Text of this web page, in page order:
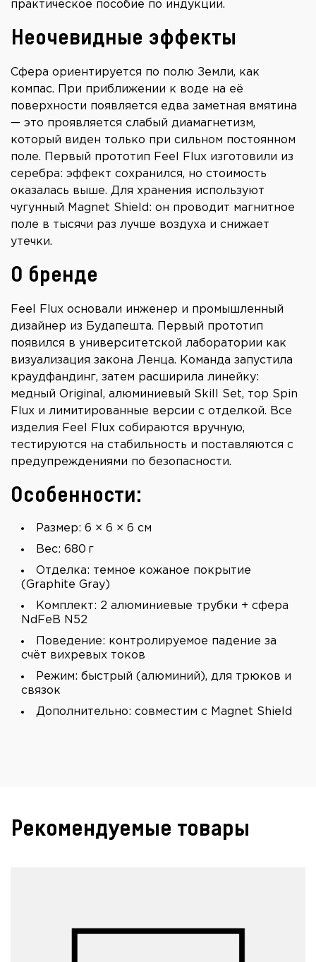
практическое пособие по индукции.
Неочевидные эффекты
Сфера ориентируется по полю Земли, как
компас. При приближении к воде на её
поверхности появляется едва заметная вмятина
— это проявляется слабый диамагнетизм,
который виден только при сильном постоянном
поле. Первый прототип Feel Flux изготовили из
серебра: эффект сохранился, но стоимость
оказалась выше. Для хранения используют
чугунный Magnet Shield: он проводит магнитное
поле в тысячи раз лучше воздуха и снижает
утечки.
О бренде
Feel Flux основали инженер и промышленный
дизайнер из Будапешта. Первый прототип
появился в университетской лаборатории как
визуализация закона Ленца. Команда запустила
краудфандинг, затем расширила линейку:
медный Original, алюминиевый Skill Set, тор Spin
Flux и лимитированные версии с отделкой. Все
изделия Feel Flux собираются вручную,
тестируются на стабильность и поставляются с
предупреждениями по безопасности.
Особенности:
Размер: 6 × 6 × 6 см
Вес: 680 г
Отделка: темное кожаное покрытие
(Graphite Gray)
Комплект: 2 алюминиевые трубки + сфера
NdFeB N52
Поведение: контролируемое падение за
счёт вихревых токов
Режим: быстрый (алюминий), для трюков и
связок
Дополнительно: совместим с Magnet Shield
Рекомендуемые товары